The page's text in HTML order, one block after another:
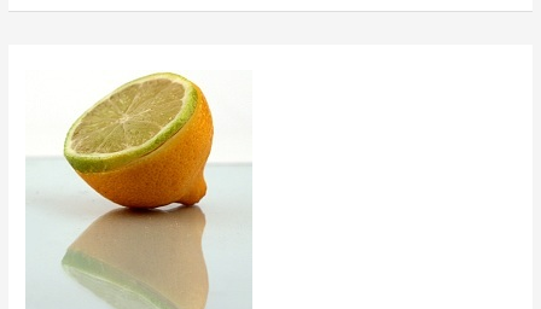
enfermedad
ulcerosa.